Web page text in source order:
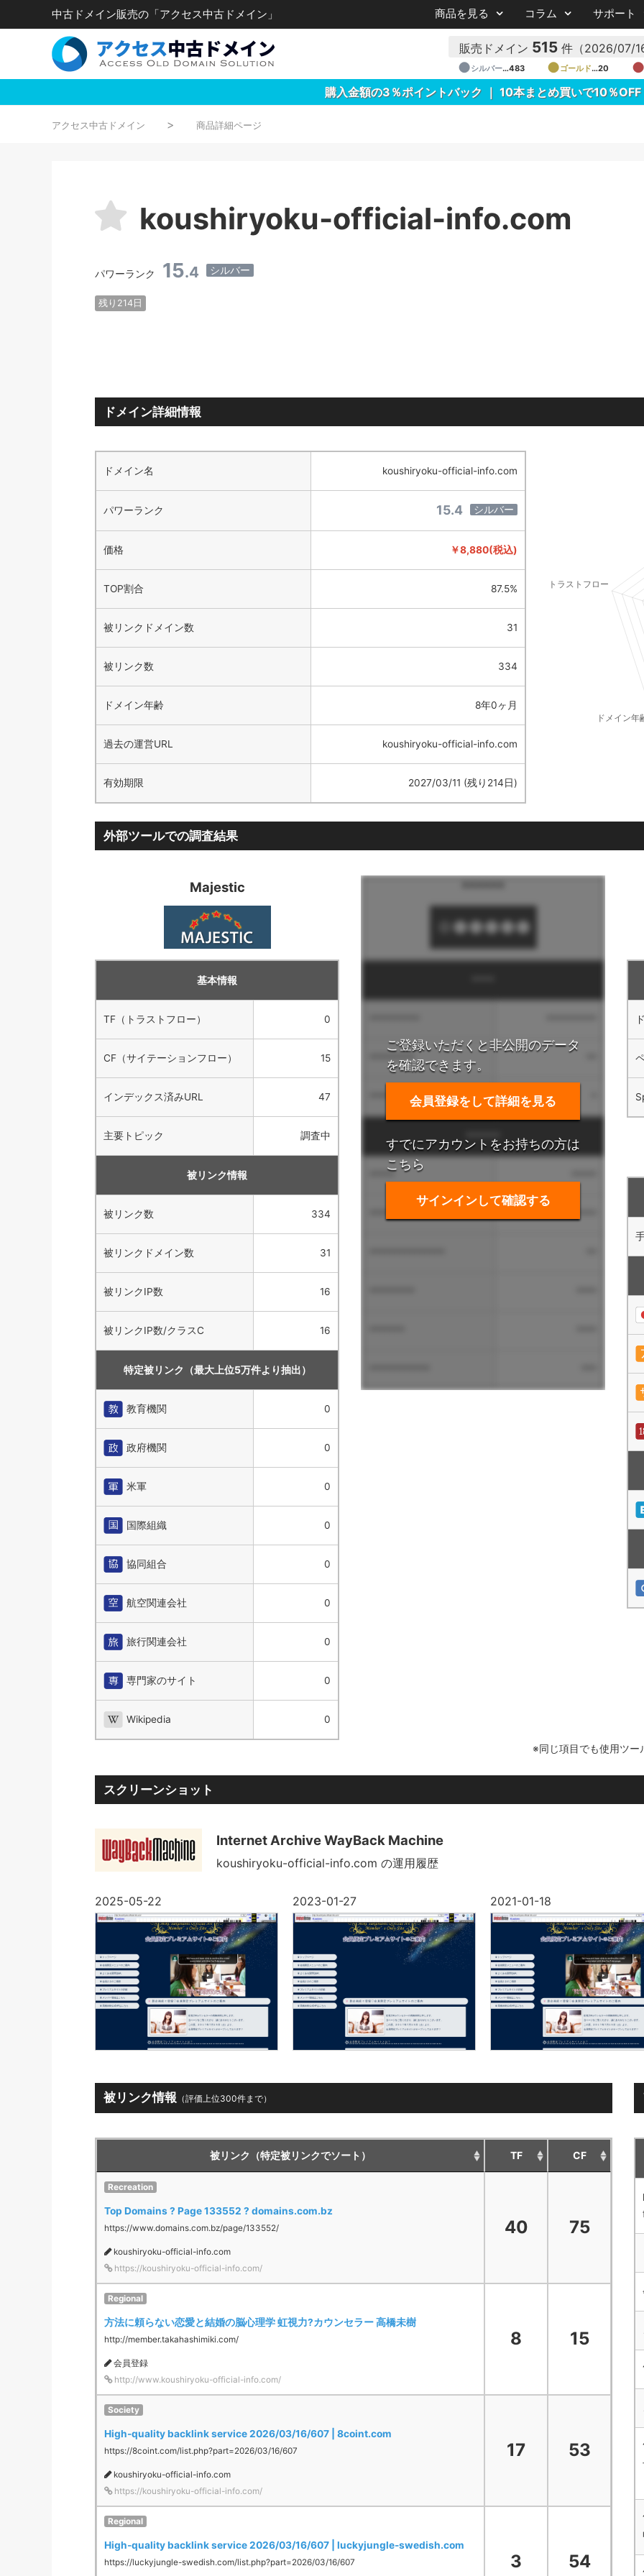
中古ドメイン販売の「アクセス中古ドメイン」 商品を見る コラム サポート
販売ドメイン 515 件 （2026/07/
●シルバー…483 ●ゴールド…20 ●
購入金額の3％ポイントバック ｜ 10本まとめ買いで10％OFF
アクセス中古ドメイン 商品詳細ページ
koushiryoku-official-info.com
パワーランク 15.4 シルバー
残り214日
ドメイン詳細情報
ドメイン名 koushiryoku-official-info.com
パワーランク 15.4 シルバー
価格 ￥8,880(税込)
TOP割合 87.5%
被リンクドメイン数 31
被リンク数 334
ドメイン年齢 8年0ヶ月
過去の運営URL koushiryoku-official-info.com
有効期限 2027/03/11 (残り214日)
外部ツールでの調査結果
Majestic
基本情報
TF（トラストフロー） 0
CF（サイテーションフロー） 15
インデックス済みURL 47
主要トピック 調査中
被リンク情報
被リンク数 334
被リンクドメイン数 31
被リンクIP数 16
被リンクIP数/クラスC 16
特定被リンク（最大上位5万件より抽出）
教育機関 0
政府機関 0
米軍 0
国際組織 0
協同組合 0
航空関連会社 0
旅行関連会社 0
専門家のサイト 0
Wikipedia 0
ご登録いただくと非公開のデータ
を確認できます。
会員登録をして詳細を見る
すでにアカウントをお持ちの方は
こちら
サインインして確認する
*********
**********
******
*****
※同じ項目でも使用ツー
スクリーンショット
Internet Archive WayBack Machine
koushiryoku-official-info.com の運用履歴
2025-05-22 2023-01-27 2021-01-18
被リンク情報 （評価上位300件まで）
被リンク（特定被リンクでソート） TF CF
Recreation
Top Domains ? Page 133552 ? domains.com.bz
https://www.domains.com.bz/page/133552/
koushiryoku-official-info.com
https://koushiryoku-official-info.com/
40 75
Regional
方法に頼らない恋愛と結婚の脳心理学 虹視力?カウンセラー 高橋未樹
http://member.takahashimiki.com/
会員登録
http://www.koushiryoku-official-info.com/
8 15
Society
High-quality backlink service 2026/03/16/607 | 8coint.com
https://8coint.com/list.php?part=2026/03/16/607
koushiryoku-official-info.com
https://koushiryoku-official-info.com/
17 53
Regional
High-quality backlink service 2026/03/16/607 | luckyjungle-swedish.com
https://luckyjungle-swedish.com/list.php?part=2026/03/16/607 3 54